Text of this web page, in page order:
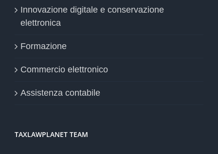
Innovazione digitale e conservazione
elettronica
Formazione
Commercio elettronico
Assistenza contabile
TAXLAWPLANET TEAM